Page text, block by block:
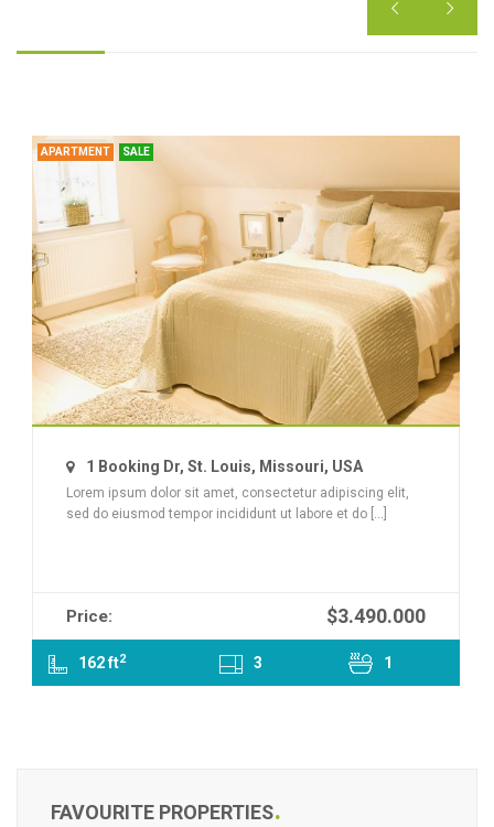


APARTMENT SALE
1 Booking Dr, St. Louis, Missouri, USA
Lorem ipsum dolor sit amet, consectetur adipiscing elit,
sed do eiusmod tempor incididunt ut labore et do [...]
Price: $3.490.000
162 ft2 3 1
FAVOURITE PROPERTIES